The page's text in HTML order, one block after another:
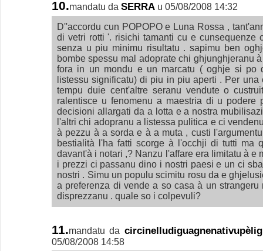
10.mandatu da SERRA u 05/08/2008 14:32
D''accordu cun POPOPO e Luna Rossa ,
di vetri rotti '. risichi tamanti cu e cunsequenze
senza u piu minimu risultatu . sapimu ben
bombe spessu mal adoprate chi ghjunghjeranu
fora in un mondu e un marcatu ( oghje si po
listessu significatu) di piu in piu aperti . Per
tempu duie cent'altre seranu vendute o
ralentisce u fenomenu a maestria di u
decisioni allargati da a lotta e a nostra
l'altri chi adopranu a listessa pulitica e ci
à pezzu à a sorda e à a muta , custi
bestialità l'ha fatti scorge à l'occhji di tutti ma
davant'à i notari ,? Nanzu l'affare era limitatu à e
i prezzi ci passanu dino i nostri paesi e un ci
nostri . Simu un populu scimitu rosu da e
a preferenza di vende a so casa à un
disprezzanu . quale so i colpevuli?
11.mandatu da
05/08/2008 14:58